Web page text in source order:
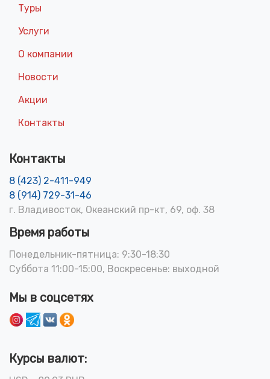
Туры
Услуги
О компании
Новости
Акции
Контакты
Контакты
8 (423) 2-411-949
8 (914) 729-31-46
г. Владивосток, Океанский пр-кт, 69, оф. 38
Время работы
Понедельник-пятница: 9:30-18:30
Суббота 11:00-15:00, Воскресенье: выходной
Мы в соцсетях
Курсы валют: